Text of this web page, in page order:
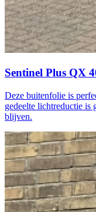
Sentinel Plus QX
Deze buitenfolie is
gedeelte lichtreductie is
blijven.